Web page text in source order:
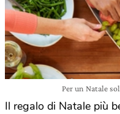
Per un Natale
Il regalo di Natale più